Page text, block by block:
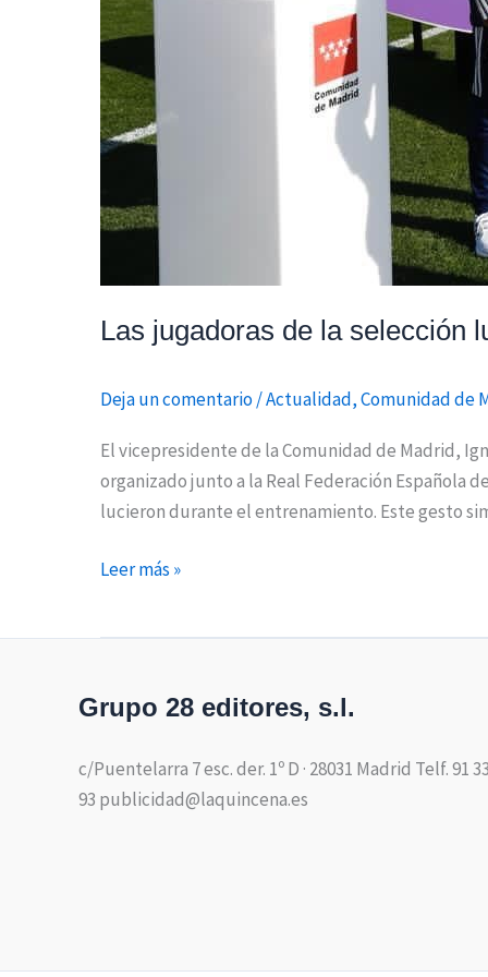
Las jugadoras de la selección
Deja un comentario/Actualidad,Comunidad de
El vicepresidente de la Comunidad de Madrid,
organizado junto a la Real Federación Española
lucieron durante el entrenamiento. Este gesto
Leer más »
Grupo 28 editores, s.l.
c/Puentelarra 7 esc. der. 1º D · 28031 Madrid Telf. 91
93 publicidad@laquincena.es